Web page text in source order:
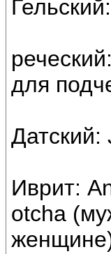
для
Датский:
Иврит:
otcha